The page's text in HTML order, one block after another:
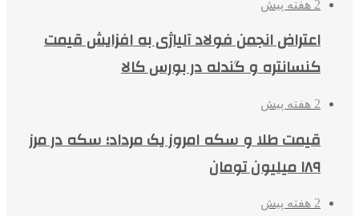
2 هفته پیش
اعتراض انجمن فولاد آلیاژی به افزایش قیمت
کنسانتره و گندله در بورس کالا
2 هفته پیش
قیمت طلا و سکه امروز یک مرداد؛ سکه در مرز
۱۸۹ میلیون تومان
2 هفته پیش